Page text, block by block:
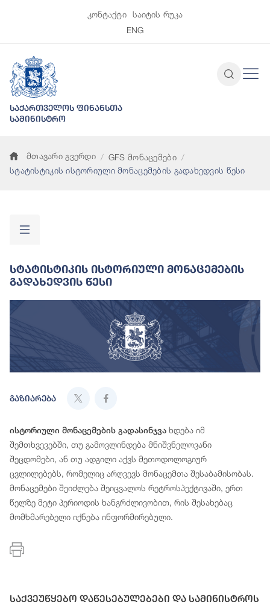
კონტაქტი
საიტის რუკა
ENG
საქართველოს ფინანსთა
სამინისტრო
მთავარი გვერდი
GFS მონაცემები
სტატისტიკის ისტორიული მონაცემების გადახედვის წესი
Სტატისტიკის Ისტორიული Მონაცემების
Გადახედვის Წესი
გაზიარება
ისტორიული მონაცემების გადასინჯვა ხდება იმ
შემთხვევებში, თუ გამოვლინდება მნიშვნელოვანი
შეცდომები, ან თუ ადგილი აქვს მეთოდოლოგიურ
ცვლილებებს, რომელიც არღვევს მონაცემთა შესაბამისობას.
მონაცემები შეიძლება შეიცვალოს რეტროსპექტივაში, ერთ
წელზე მეტი პერიოდის ხანგრძლივობით, რის შესახებაც
მომხმარებელი იქნება ინფორმირებული.
საქვეუწყებო დაწესებულებები და სამინისტროს